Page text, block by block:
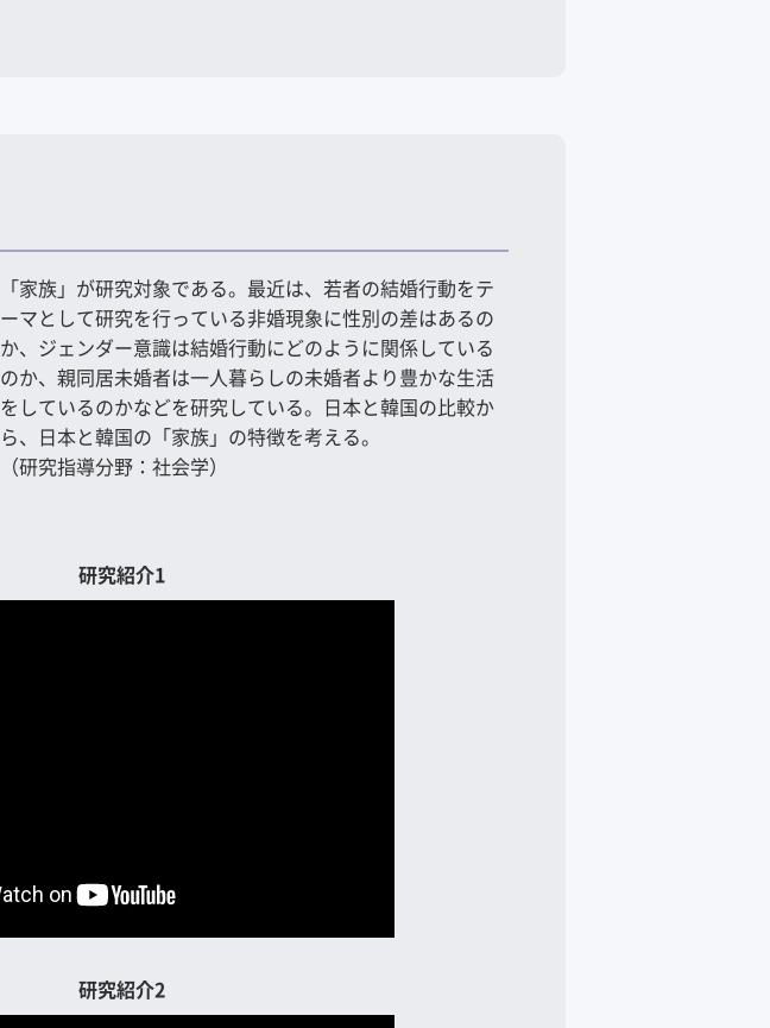
「家族」が研究対象である。最近は、若者の結婚行動をテ
ーマとして研究を行っている非婚現象に性別の差はあるの
か、ジェンダー意識は結婚行動にどのように関係している
のか、親同居未婚者は一人暮らしの未婚者より豊かな生活
をしているのかなどを研究している。日本と韓国の比較か
ら、日本と韓国の「家族」の特徴を考える。
（研究指導分野：社会学）
研究紹介1
研究紹介2